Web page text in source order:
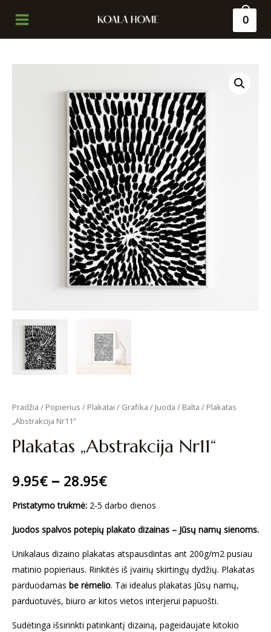
Main
0
Pradžia / Popierius / Plakatai / Grafika / Juoda / Balta / Plakatas
„Abstrakcija Nr11“
Plakatas „Abstrakcija Nr11“
9.95€– 28.95€
Pristatymo trukmė: 2-5 darbo dienos
Juodos spalvos potepių plakato dizainas – Jūsų namų sienoms.
Unikalaus dizaino plakatas atspausdintas ant 200g/m2 pusiau
matinio popieriaus. Rinkitės iš įvairių skirtingų dydžių. Plakatas
parduodamas be rėmelio. Tai idealus plakatas Jūsų namų,
parduotuvės, biuro ar kitos vietos interjerui papuošti.
Sudėtinga išsirinkti patinkantį dizainą, pageidaujate kitokio